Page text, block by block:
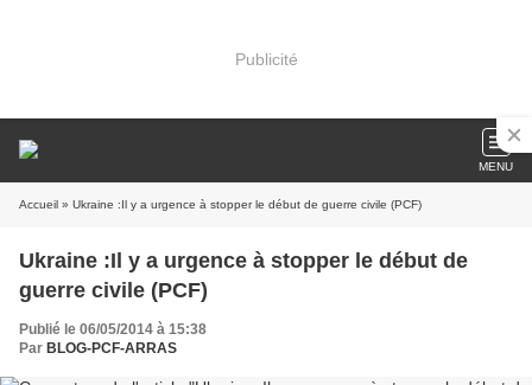
Publicité
MENU
Accueil » Ukraine :Il y a urgence à stopper le début de guerre civile (PCF)
Ukraine :Il y a urgence à stopper le début de
guerre civile (PCF)
Publié le 06/05/2014 à 15:38
Par BLOG-PCF-ARRAS